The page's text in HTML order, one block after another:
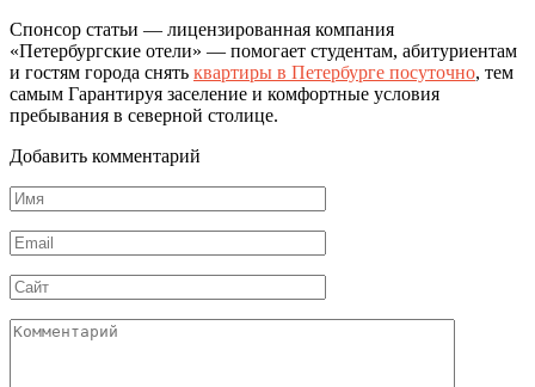
Спонсор статьи — лицензированная компания
«Петербургские отели» — помогает студентам, абитуриентам
и гостям города снять квартиры в Петербурге посуточно, тем
самым Гарантируя заселение и комфортные условия
пребывания в северной столице.
Добавить комментарий
Имя
*
Email
*
Сайт
Комментарий